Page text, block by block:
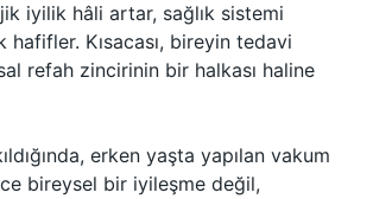
iyilik hâli artar, sağlık sistemi
hafifler. Kısacası, bireyin tedavi
refah zincirinin bir halkası haline
erken yaşta yapılan vakum
bireysel bir iyileşme değil,